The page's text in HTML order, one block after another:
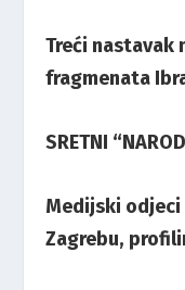
Treći nastavak
fragmenata
SRETNI
Medijski odjeci
Zagrebu,